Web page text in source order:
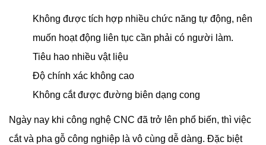
Không được tích hợp nhiều chức năng tự động, nên
muốn hoạt động liên tục cần phải có người làm.
Tiêu hao nhiều vật liệu
Độ chính xác không cao
Không cắt được đường biên dạng cong
Ngày nay khi công nghệ CNC đã trở lên phổ biến, thì việc
cắt và pha gỗ công nghiệp là vô cùng dễ dàng. Đặc biệt